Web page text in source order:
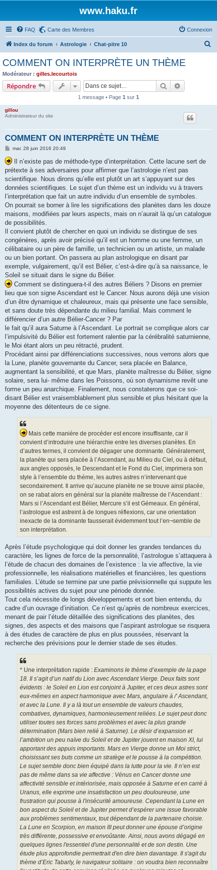
www.haku.fr
FAQ Carte des Membres Connexion
Index du forum Astrologie Chat-pitre 10
COMMENT ON INTERPRÈTE UN THÈME
Modérateur : gilles.lecourtois
Répondre Rechercher
1 message • Page 1 sur 1
gillou
Administrateur du site
COMMENT ON INTERPRÈTE UN THÈME
M
s
s
a
g
e
mar. 28 juin 2016 20:49
Il n’existe pas de méthode-type d’interprétation. Cette lacune sert de
prétexte à ses adversaires pour affirmer que l’astrologie n’est pas
scientifique. Nous dirons qu’elle est plutôt un art s’appuyant sur des
données scientifiques. Le sujet d’un thème est un individu vu à travers
l’interprétation que fait un autre individu d’un ensemble de symboles.
On pourrait se borner à lire les significations des planètes dans les douze
maisons, modifiées par leurs aspects, mais on n’aurait là qu’un catalogue
de possibilités.
Il convient plutôt de chercher en quoi un individu se distingue de ses
congénères, après avoir précisé qu’il est un homme ou une femme, un
célibataire ou un père de famille, un technicien ou un artiste, un malade
ou un bien portant. On passera au plan astrologique en disant par
exemple, vulgairement, qu’il est Bélier, c’est-à-dire qu’à sa naissance, le
Soleil se situait dans le signe du Bélier.
Comment se distinguera-t-il des autres Béliers ? Disons en premier
lieu que son signe Ascendant est le Cancer. Nous aurons déjà une vision
d’un être dynamique et chaleureux, mais qui présente une face sensible,
et sans doute très dépendante du milieu familial. Mais comment le
différencier d’un autre Bélier-Cancer ? Par
le fait qu’il aura Saturne à l’Ascendant. Le portrait se complique alors car
l’impulsivité du Bélier est fortement ralentie par la cérébralité saturnienne,
le Moi étant alors un peu rétracté, prudent.
Procédant ainsi par différenciations successives, nous verrons alors que
la Lune, planète gouvernante du Cancer, sera placée en Balance,
augmentant la sensibilité, et que Mars, planète maîtresse du Bélier, signe
solaire, sera lui- même dans les Poissons, où son dynamisme revêt une
forme un peu anarchique. Finalement, nous constaterons que ce soi-
disant Bélier est vraisemblablement plus sensible et plus hésitant que la
moyenne des détenteurs de ce signe.
Mais cette manière de procéder est encore insuffisante, car il
convient d’introduire une hiérarchie entre les diverses planètes. En
d’autres termes, il convient de dégager une dominante. Généralement,
la planète qui sera placée à l’Ascendant, au Milieu du Ciel, ou à défaut,
aux angles opposés, le Descendant et le Fond du Ciel, imprimera son
style à l’ensemble du thème, les autres astres n’intervenant que
secondairement. Il arrive qu’aucune planète ne se trouve ainsi placée,
on se rabat alors en général sur la planète maîtresse de l’Ascendant :
Mars si l’Ascendant est Bélier, Mercure s’il est Gémeaux. En général,
l’astrologue est astreint à de longues réflexions, car une orientation
inexacte de la dominante fausserait évidemment tout l’en¬semble de
son interprétation.
Après l’étude psychologique qui doit donner les grandes tendances du
caractère, les lignes de force de la personnalité, l’astrologue s’attaquera à
l’étude de chacun des domaines de l’existence : la vie affective, la vie
professionnelle, les réalisations matérielles et financières, les questions
familiales. L’étude se termine par une partie prévisionnelle qui suppute les
possibilités actives du sujet pour une période donnée.
Tout cela nécessite de longs développements et sort bien entendu, du
cadre d’un ouvrage d’initiation. Ce n’est qu’après de nombreux exercices,
menant de pair l’étude détaillée des significations des planètes, des
signes, des aspects et des maisons que l’aspirant astrologue se risquera
à des études de caractère de plus en plus poussées, réservant la
recherche des prévisions pour le dernier stade de ses études.
* Une interprétation rapide : Examinons le thème d’exemple de la page
18. Il s’agit d’un natif du Lion avec Ascendant Vierge. Deux faits sont
évidents : le Soleil en Lion est conjoint à Jupiter, et ces deux astres sont
eux-mêmes en aspect harmonique avec Mars, angulaire à /’ Ascendant,
et avec la Lune. Il y a là tout un ensemble de valeurs chaudes,
combatives, dynamiques, harmonieusement reliées. Le sujet peut donc
utiliser toutes ses forces sans problèmes et avec la plus grande
détermination {Mars bien relié à Saturne). Le désir d’expansion et
l’ambition un peu naïve du Soleil et de Jupiter jouent en maison XI, lui
apportant des appuis importants. Mars en Vierge donne un Moi strict,
choisissant ses buts comme un stratège et le pousse à la compétition.
Le sujet semble donc bien équipé dans la lutte pour la vie. Il n’en est
pas de même dans sa vie affective : Vénus en Cancer donne une
affectivité sensible et intériorisée, mais opposée à Saturne et en carré à
Uranus, elle exprime une insatisfaction un peu douloureuse, une
frustration qui pousse à l'insécurité amoureuse. Cependant la Lune en
bon aspect du Soleil et de Jupiter permet d’espérer une issue favorable
aux problèmes sentimentaux, tout dépendant de la partenaire choisie.
La Lune en Scorpion, en maison III peut donner une épouse d’origine
très différente, possessive et envoûtante. Ainsi, nous avons dégagé en
quelques lignes l'essentiel d'une personnalité et de son destin. Une
étude plus approfondie permettrait d'en dire bien davantage. Il s'agit du
thème d’Eric Tabarly, le navigateur solitaire : on voudra bien reconnaître